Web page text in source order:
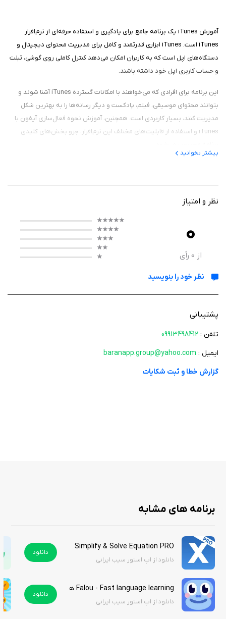
آموزش iTunes یک برنامه جامع برای یادگیری و استفاده حرفه‌ای از نرم‌افزار
iTunes است. iTunes ابزاری قدرتمند و کامل برای مدیریت محتوای دیجیتال و
دستگاه‌های اپل است که به کاربران امکان می‌دهد کنترل کاملی روی گوشی، تبلت
و حساب کاربری اپل خود داشته باشند.
این برنامه برای افرادی که می‌خواهند با امکانات گسترده iTunes آشنا شوند و
بتوانند محتوای موسیقی، فیلم، پادکست و دیگر رسانه‌ها را به بهترین شکل
مدیریت کنند، بسیار کاربردی است. همچنین، آموزش نحوه فعال‌سازی آیفون با
iTunes و استفاده از قابلیت‌های مختلف این نرم‌افزار، جزو بخش‌های کلیدی
عملکرد
با مطالعه و اجرای آموزش‌ها، نحوه افزودن مجموعه‌های دیجیتال به کامپیوتر،
ساماندهي و پخش آن‌ها را بیاموزند. برنامه همچنین شما را با تمام ابزارهای
iTunes، از جمله مدیا پلیر، کتابخانه مدیا، پخش‌کننده رادیو اینترنتی و ابزار
مدیریت دستگاه‌های تلفن همراه، آشنا می‌کند.
آموزش‌ها شامل مراحل خرید، دانلود و سازمان‌دهی محتوا، ساخت پلی‌لیست‌های
هوشمند و استفاده از آپشن‌های بهینه‌سازی صدا نیز می‌شوند. با این برنامه،
دستگاه‌های خود پیدا کنند.
دیجیتال خود را مدیریت کرده، دستگاه‌های اپل خود را کنترل کنند و از تمامی
امکانات iTunes بهره‌مند شوند. این برنامه مناسب افرادی است که می‌خواهند به
مدیریت رسانه‌ای لذت ببرند.
شما می‌توانید این برنامه را از سیب ایرانی به صورت رایگان دانلود کنید و
بیشتر بخوانید
نظر و امتیاز
0
از 0 رأی
نظر خود را بنویسید
پشتیبانی
تلفن : 09913498412
ایمیل : baranapp.group@yahoo.com
گزارش خطا و ثبت شکایات
برنامه های مشابه
Simplify & Solve Equation PRO
دانلود از اپ استور سیب ایرانی
دانلود
Falou - Fast language learning هک شده
دانلود از اپ استور سیب ایرانی
دانلود